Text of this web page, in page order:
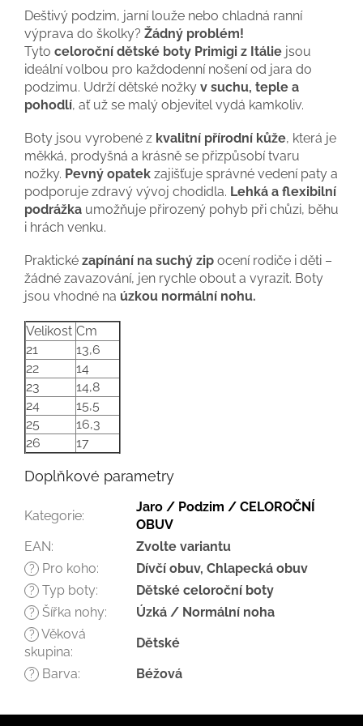
Deštivý podzim, jarní louže nebo chladná ranní
výprava do školky? Žádný problém!
Tyto celoroční dětské boty Primigi z Itálie jsou
ideální volbou pro každodenní nošení od jara do
podzimu. Udrží dětské nožky v suchu, teple a
pohodlí, ať už se malý objevitel vydá kamkoliv.
Boty jsou vyrobené z kvalitní přírodní kůže, která je
měkká, prodyšná a krásně se přizpůsobí tvaru
nožky. Pevný opatek zajišťuje správné vedení paty a
podporuje zdravý vývoj chodidla. Lehká a flexibilní
podrážka umožňuje přirozený pohyb při chůzi, běhu
i hrách venku.
Praktické zapínání na suchý zip ocení rodiče i děti –
žádné zavazování, jen rychle obout a vyrazit. Boty
jsou vhodné na úzkou normální nohu.
Velikost Cm
21
13,6
22
14
23
14,8
24
15,5
25
16,3
26
17
Doplňkové parametry
Kategorie:
Jaro / Podzim / CELOROČNÍ
OBUV
EAN: Zvolte variantu
? Pro koho: Dívčí obuv, Chlapecká obuv
? Typ boty: Dětské celoroční boty
? Šířka nohy: Úzká / Normální noha
? Věková
skupina:
Dětské
? Barva: Béžová